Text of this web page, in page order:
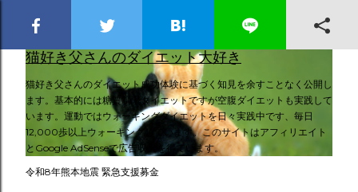
スキップしてメイン コンテンツに移動
猫好き父さんのダイエット大好き
猫好き父さんのダイエット成功体験に基づく知見を余すことなく公開し
ます。基本的には糖質制限ダイエットですが空腹ダイエットも実践して
います。運動ではウォーキングダイエットを日々実践中です、毎日
12,000歩以上ウォーキングしています。このサイトはアフィリエイト
とGoogle AdSenseで広告収入を得ています。
令和8年熊本地震 緊急支援募金